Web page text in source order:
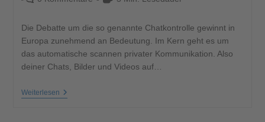
Die Debatte um die so genannte Chatkontrolle gewinnt in
Europa zunehmend an Bedeutung. Im Kern geht es um
das automatische scannen privater Kommunikation. Also
deiner Chats, Bilder und Videos auf…
Weiterlesen